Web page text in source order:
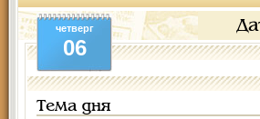
четверг
06
Тема дня